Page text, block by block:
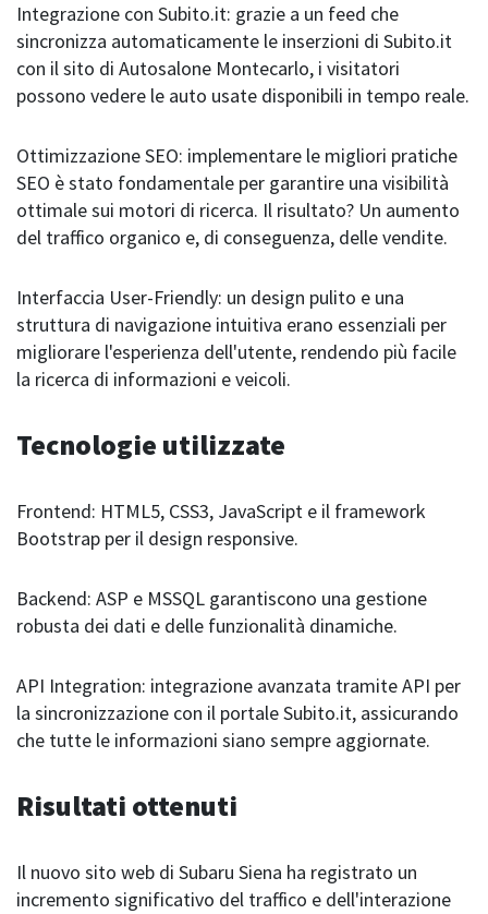
Integrazione con Subito.it: grazie a un feed che
sincronizza automaticamente le inserzioni di Subito.it
con il sito di Autosalone Montecarlo, i visitatori
possono vedere le auto usate disponibili in tempo reale.
Ottimizzazione SEO: implementare le migliori pratiche
SEO è stato fondamentale per garantire una visibilità
ottimale sui motori di ricerca. Il risultato? Un aumento
del traffico organico e, di conseguenza, delle vendite.
Interfaccia User-Friendly: un design pulito e una
struttura di navigazione intuitiva erano essenziali per
migliorare l'esperienza dell'utente, rendendo più facile
la ricerca di informazioni e veicoli.
Tecnologie utilizzate
Frontend: HTML5, CSS3, JavaScript e il framework
Bootstrap per il design responsive.
Backend: ASP e MSSQL garantiscono una gestione
robusta dei dati e delle funzionalità dinamiche.
API Integration: integrazione avanzata tramite API per
la sincronizzazione con il portale Subito.it, assicurando
che tutte le informazioni siano sempre aggiornate.
Risultati ottenuti
Il nuovo sito web di Subaru Siena ha registrato un
incremento significativo del traffico e dell'interazione